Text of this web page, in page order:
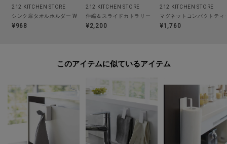
212 KITCHEN STORE
シンク扉タオルホルダー WH 山崎実業 ＜tower タワー＞
¥968
212 KITCHEN STORE
伸縮＆スライドカトラリートレー WH 山崎実業 ＜tower
¥2,200
212 KITCHEN STORE
マグネットコンパクトテ
¥1,760
このアイテムに似ているアイテム